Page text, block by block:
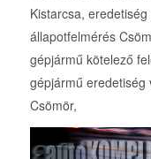
Kistarcsa,
állapotfelmérés
gépjármű kötelező
gépjármű eredetiség
Csömör,